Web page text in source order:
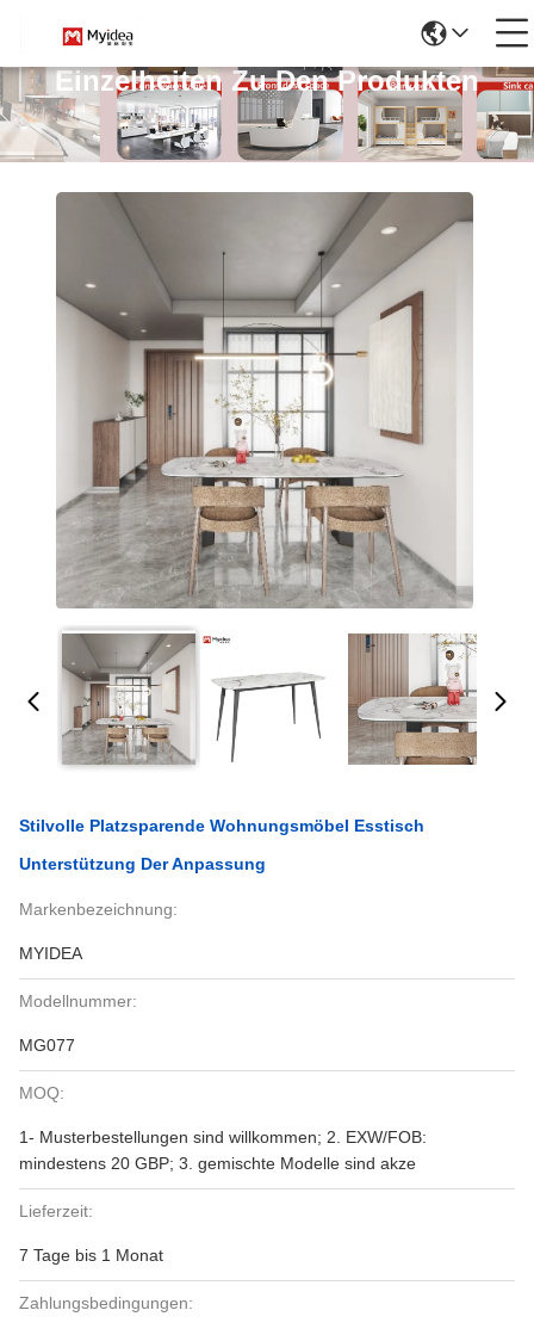
Einzelheiten Zu Den Produkten
Stilvolle Platzsparende Wohnungsmöbel Esstisch
Unterstützung Der Anpassung
Markenbezeichnung:
MYIDEA
Modellnummer:
MG077
MOQ:
1- Musterbestellungen sind willkommen; 2. EXW/FOB:
mindestens 20 GBP; 3. gemischte Modelle sind akze
Lieferzeit:
7 Tage bis 1 Monat
Zahlungsbedingungen: